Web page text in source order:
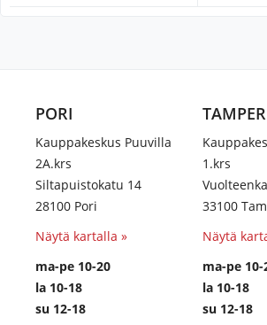
PORI
Kauppakeskus Puuvilla
2A.krs
Siltapuistokatu 14
28100 Pori
Näytä kartalla »
ma-pe 10-20
la 10-18
su 12-18
1.krs
33100
Näytä
ma-pe 10-
la 10-18
su 12-18